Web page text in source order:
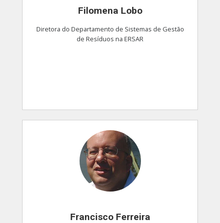
Filomena Lobo
Diretora do Departamento de Sistemas de Gestão
de Resíduos na ERSAR
Francisco Ferreira